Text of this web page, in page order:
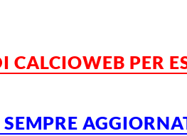
CALCIOWEB PER